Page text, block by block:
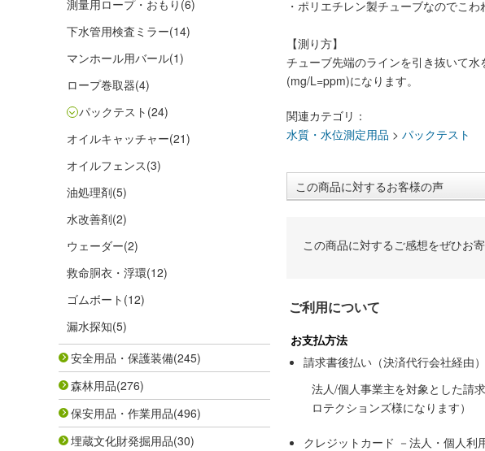
測量用ロープ・おもり (6)
下水管用検査ミラー(14)
マンホール用バール(1)
ロープ巻取器(4)
パックテスト (24)
オイルキャッチャー(21)
オイルフェンス(3)
油処理剤(5)
水改善剤(2)
ウェーダー(2)
救命胴衣・浮環(12)
ゴムボート (12)
漏水探知(5)
安全用品・保護装備(245)
森林用品(276)
保安用品・作業用品(496)
埋蔵文化財発掘用品(30)
・ポリエチレン製チューブなのでこわ
【測り方】
チューブ先端のラインを引き抜いて
(mg/L=ppm)になります。
関連カテゴリ：
水質・水位測定用品 > パックテスト
この商品に対するお客様の声
この商品に対するご感想をぜひお寄
ご利用について
お支払方法
請求書後払い（決済代行会社経由
法人/個人事業主を対象とした請
ロテクションズ様になります）
クレジットカード －法人・個人利